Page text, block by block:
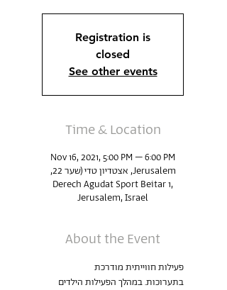
Registration is
closed
See other events
Time & Location
Nov 16, 2021, 5:00 PM – 6:00 PM
Jerusalem, אצטדיון טדי (שער 22,
Derech Agudat Sport Beitar 1,
Jerusalem, Israel
About the Event
פעילות חווייתית מודרכת
בתערוכות. במהלך הפעילות הילדים